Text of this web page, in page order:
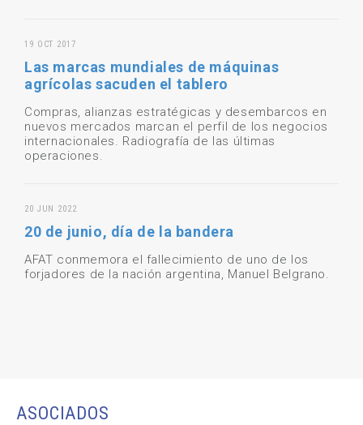
19 OCT 2017
Las marcas mundiales de máquinas
agrícolas sacuden el tablero
Compras, alianzas estratégicas y desembarcos en
nuevos mercados marcan el perfil de los negocios
internacionales. Radiografía de las últimas
operaciones.
20 JUN 2022
20 de junio, día de la bandera
AFAT conmemora el fallecimiento de uno de los
forjadores de la nación argentina, Manuel Belgrano.
ASOCIADOS